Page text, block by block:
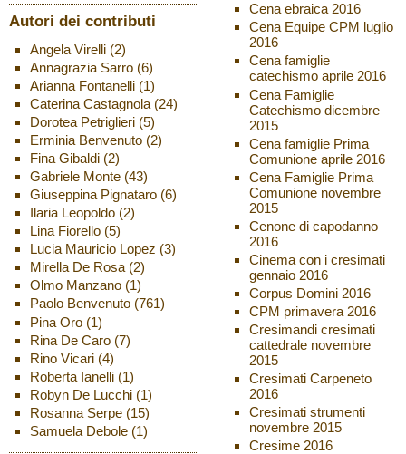
Autori dei contributi
Angela Virelli(2)
Annagrazia Sarro(6)
Arianna Fontanelli(1)
Caterina Castagnola(24)
Dorotea Petriglieri(5)
Erminia Benvenuto(2)
Fina Gibaldi(2)
Gabriele Monte(43)
Giuseppina Pignataro(6)
Ilaria Leopoldo(2)
Lina Fiorello(5)
Lucia Mauricio Lopez (3)
Mirella De Rosa(2)
Olmo Manzano(1)
Paolo Benvenuto(761)
Pina Oro(1)
Rina De Caro(7)
Rino Vicari(4)
Roberta Ianelli(1)
Robyn De Lucchi(1)
Rosanna Serpe(15)
Samuela Debole(1)
Cena ebraica 2016
Cena Equipe CPM luglio
2016
Cena famiglie
catechismo aprile 2016
Cena Famiglie
Catechismo dicembre
2015
Cena famiglie Prima
Comunione aprile 2016
Cena Famiglie Prima
Comunione novembre
2015
Cenone di capodanno
2016
Cinema con i cresimati
gennaio 2016
Corpus Domini 2016
CPM primavera 2016
Cresimandi cresimati
cattedrale novembre
2015
Cresimati Carpeneto
2016
Cresimati strumenti
novembre 2015
Cresime 2016